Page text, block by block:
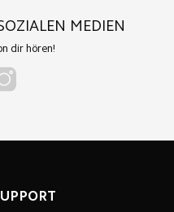
MEDIEN
dir hören!